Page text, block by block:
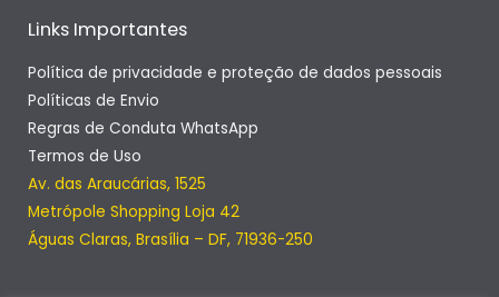
Links Importantes
Política de privacidade e proteção de dados pessoais
Políticas de Envio
Regras de Conduta WhatsApp
Termos de Uso
Av. das Araucárias, 1525
Metrópole Shopping Loja 42
Águas Claras, Brasília – DF, 71936-250